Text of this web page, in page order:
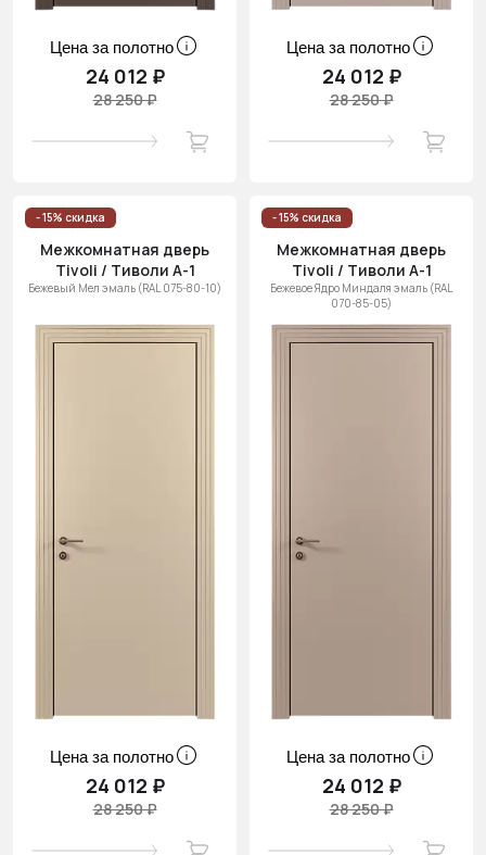
Цена за полотно
24 012 ₽
28 250 ₽
Цена за полотно
24 012 ₽
28 250 ₽
- 15% скидка
Межкомнатная дверь
Tivoli / Тиволи А-1
Бежевый Мел эмаль (RAL 075-80-10)
Цена за полотно
24 012 ₽
28 250 ₽
- 15% скидка
Межкомнатная дверь
Tivoli / Тиволи А-1
Бежевое Ядро Миндаля эмаль (RAL
070-85-05)
Цена за полотно
24 012 ₽
28 250 ₽